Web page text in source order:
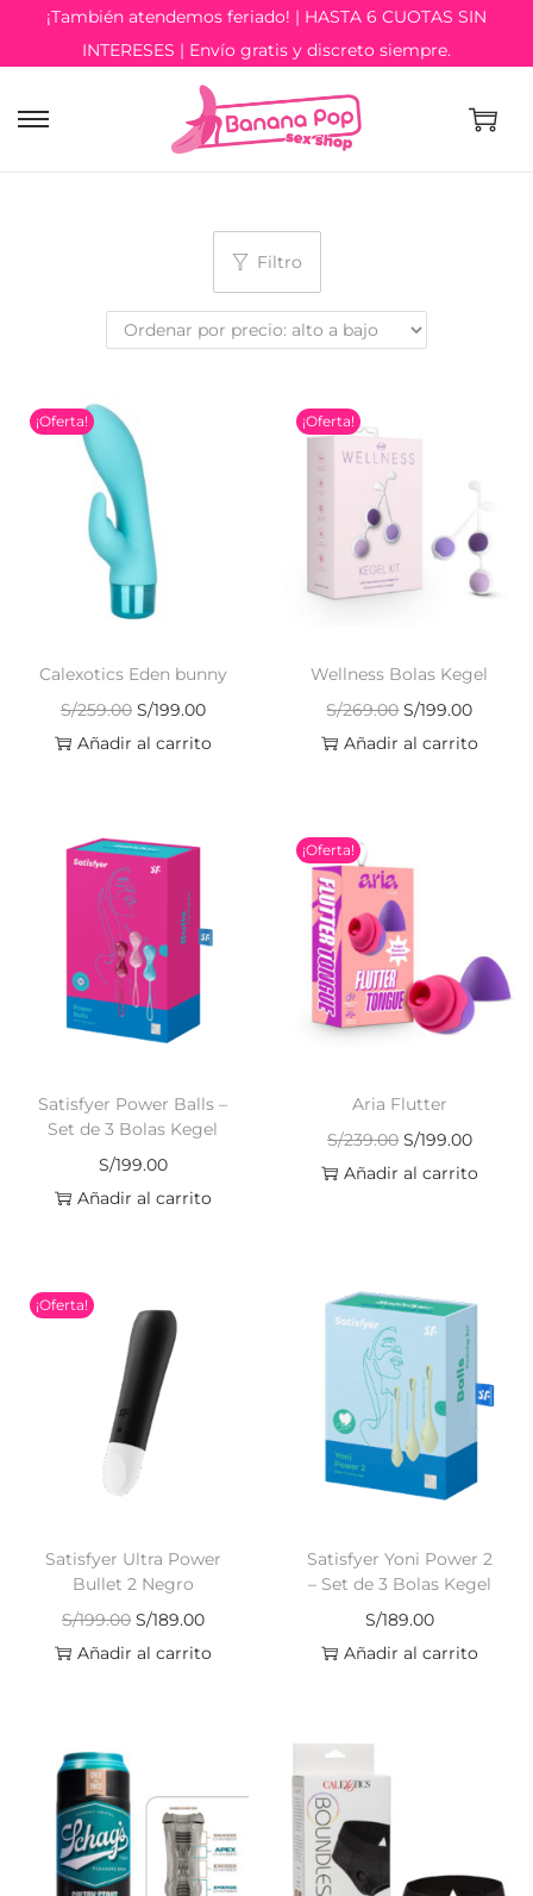
¡También atendemos feriado! | HASTA 6 CUOTAS SIN
INTERESES | Envío gratis y discreto siempre.
Filtro
¡Oferta!
Calexotics Eden bunny
S/259.00 S/199.00
Añadir al carrito
¡Oferta!
Wellness Bolas Kegel
S/269.00 S/199.00
Añadir al carrito
Satisfyer Power Balls –
Set de 3 Bolas Kegel
S/199.00
Añadir al carrito
¡Oferta!
Aria Flutter
S/239.00 S/199.00
Añadir al carrito
¡Oferta!
Satisfyer Ultra Power
Bullet 2 Negro
S/199.00 S/189.00
Añadir al carrito
Satisfyer Yoni Power 2
– Set de 3 Bolas Kegel
S/189.00
Añadir al carrito